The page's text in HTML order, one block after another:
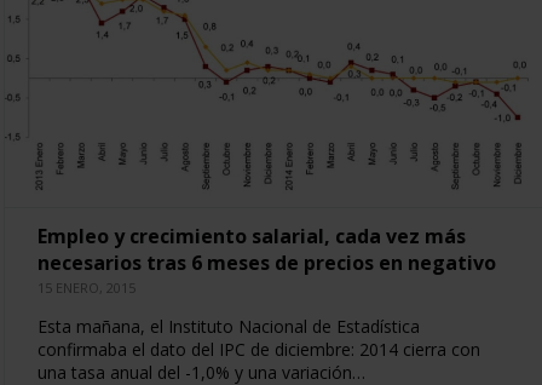
Empleo y crecimiento salarial, cada vez más
necesarios tras 6 meses de precios en negativo
15 ENERO, 2015
Esta mañana, el Instituto Nacional de Estadística
confirmaba el dato del IPC de diciembre: 2014 cierra con
una tasa anual del -1,0% y una variación…